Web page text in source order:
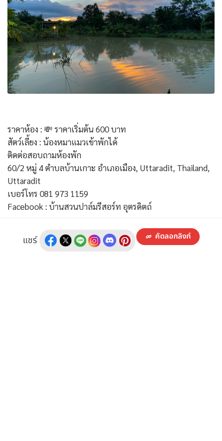
ราคาห้อง : 💸 ราคาเริ่มต้น 600 บาท
สัตว์เลี้ยง : น้องหมาแมวเข้าพักได้
ติดต่อสอบถามห้องพัก
60/2 หมู่ 4 ตำบลบ้านเกาะ อำเภอเมือง, Uttaradit, Thailand,
Uttaradit
เบอร์โทร 081 973 1159
Facebook : บ้านสวนปาล์มรีสอร์ท อุตรดิตถ์
แชร์ คัดลอกลิงก์